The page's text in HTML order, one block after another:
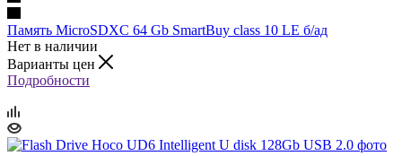
Память MicroSDXC 64 Gb SmartBuy class 10 LE б/ад
Нет в наличии
Варианты цен
Подробности